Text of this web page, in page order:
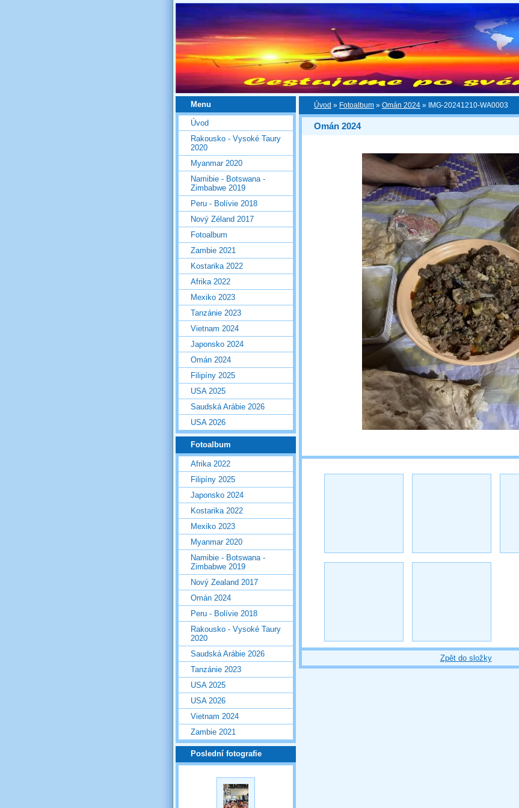
Úvod » Fotoalbum » Omán 2024 » IMG-20241210-WA0003
Omán 2024
Zpět do složky
Menu
Úvod
Rakousko - Vysoké Taury
2020
Myanmar 2020
Namibie - Botswana -
Zimbabwe 2019
Peru - Bolívie 2018
Nový Zéland 2017
Fotoalbum
Zambie 2021
Kostarika 2022
Afrika 2022
Mexiko 2023
Tanzánie 2023
Vietnam 2024
Japonsko 2024
Omán 2024
Filipíny 2025
USA 2025
Saudská Arábie 2026
USA 2026
Fotoalbum
Afrika 2022
Filipíny 2025
Japonsko 2024
Kostarika 2022
Mexiko 2023
Myanmar 2020
Namibie - Botswana -
Zimbabwe 2019
Nový Zealand 2017
Omán 2024
Peru - Bolívie 2018
Rakousko - Vysoké Taury
2020
Saudská Arábie 2026
Tanzánie 2023
USA 2025
USA 2026
Vietnam 2024
Zambie 2021
Poslední fotografie